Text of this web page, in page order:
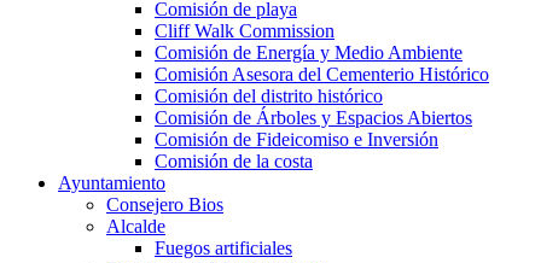
Comisión de playa
Cliff Walk Commission
Comisión de Energía y Medio Ambiente
Comisión Asesora del Cementerio Histórico
Comisión del distrito histórico
Comisión de Árboles y Espacios Abiertos
Comisión de Fideicomiso e Inversión
Comisión de la costa
Ayuntamiento
Consejero Bios
Alcalde
Fuegos artificiales